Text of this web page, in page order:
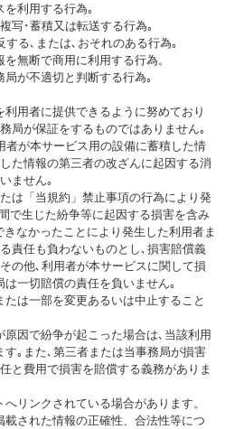
利用する行為｡
写･蓄積又は転送する行為｡
る､または､おそれのある行為｡
無断で商用に利用する行為。
が不適切と判断する行為｡
用者に提供できるように努めており
局が保証をするものではありません｡
者が本サービス用の設備に蓄積した情
た情報の第三者の改ざんに起因する消
ません｡
は「当規約」禁止事項の行為により発
で生じた紛争等に起因する損害を含み
なかったことにより発生した利用者ま
責任も負わないものとし､損害賠償義
の他､利用者が本サービスに関して損
一切賠償の責任を負いません｡
は一部を変更あるいは中止すること
因で紛争が起こった場合は､当該利用
｡また､第三者または当事務局が損害
と費用で損害を賠償する義務がありま
リンクされている場合があります。
された情報の正確性、合法性等につ